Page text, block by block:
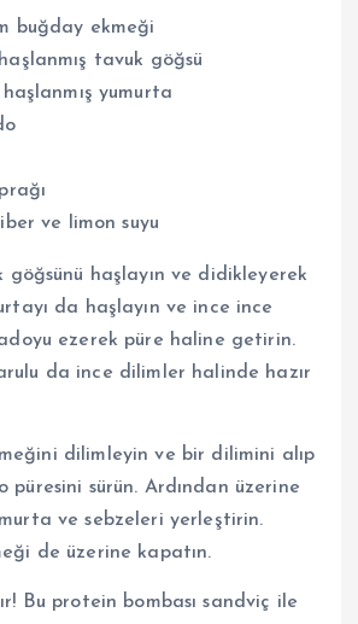
buğday ekmeği
tavuk göğsü
yumurta
ve limon suyu
göğsünü haşlayın ve didikleyerek
da haşlayın ve ince ince
ezerek püre haline getirin.
da ince dilimler halinde hazır
dilimleyin ve bir dilimini alıp
püresini sürün. Ardından üzerine
ve sebzeleri yerleştirin.
de üzerine kapatın.
Bu protein bombası sandviç ile